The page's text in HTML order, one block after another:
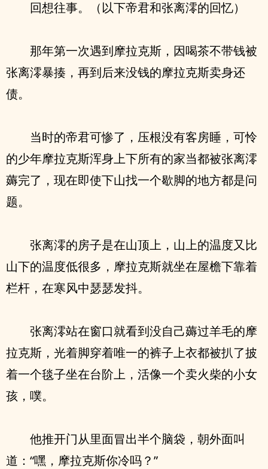
回想往事。（以下帝君和张离澪的回忆）
那年第一次遇到摩拉克斯，因喝茶不带钱被
张离澪暴揍，再到后来没钱的摩拉克斯卖身还
债。
当时的帝君可惨了，压根没有客房睡，可怜
的少年摩拉克斯浑身上下所有的家当都被张离澪
薅完了，现在即使下山找一个歇脚的地方都是问
题。
张离澪的房子是在山顶上，山上的温度又比
山下的温度低很多，摩拉克斯就坐在屋檐下靠着
栏杆，在寒风中瑟瑟发抖。
张离澪站在窗口就看到没自己薅过羊毛的摩
拉克斯，光着脚穿着唯一的裤子上衣都被扒了披
着一个毯子坐在台阶上，活像一个卖火柴的小女
孩，噗。
他推开门从里面冒出半个脑袋，朝外面叫
道：“嘿，摩拉克斯你冷吗？”